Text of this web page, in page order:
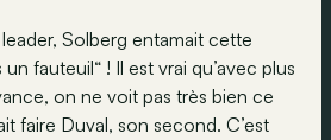
Solberg entamait cette
fauteuil“ ! Il est vrai qu’avec plus
on ne voit pas très bien ce
faire Duval, son second. C’est